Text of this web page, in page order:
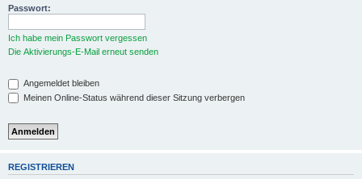
Passwort:
Ich habe mein Passwort vergessen
Die Aktivierungs-E-Mail erneut senden
Angemeldet bleiben
Meinen Online-Status während dieser Sitzung verbergen
REGISTRIEREN